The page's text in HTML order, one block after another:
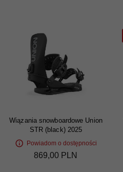
Wiązania snowboardowe Union
STR (black) 2025
Powiadom o dostępności
869,00 PLN